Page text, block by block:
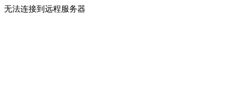
无法连接到远程服务器